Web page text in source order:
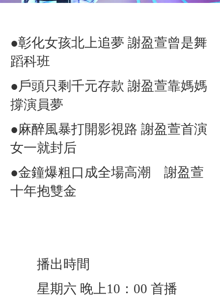
●彰化女孩北上追夢 謝盈萱曾是舞
蹈科班
●戶頭只剩千元存款 謝盈萱靠媽媽
撐演員夢
●麻醉風暴打開影視路 謝盈萱首演
女一就封后
●金鐘爆粗口成全場高潮 謝盈萱
十年抱雙金
播出時間
星期六 晚上10：00 首播